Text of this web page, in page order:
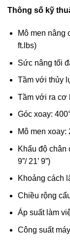
Thông số kỹ
Mô men nâng
ft.lbs)
Sức nâng tối
Tầm với thủy
Tầm với ra cơ
Góc xoay:
Mô men xoay:
Khẩu độ chân
9”/ 21’ 9”)
Khoảng cách
Chiều rộng
Áp suất làm
Công suất